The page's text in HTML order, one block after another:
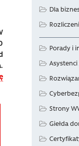
Dla
Porady i
Asystenci
Strony
Giełda